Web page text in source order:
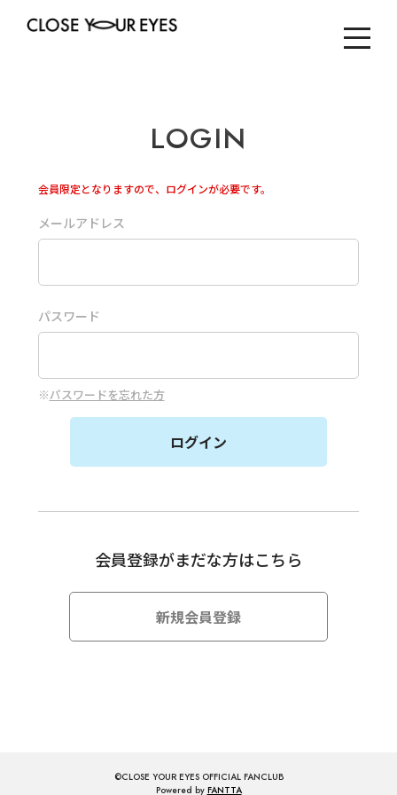
LOGIN
会員限定となりますので、ログインが必要です。
メールアドレス
パスワード
※パスワードを忘れた方
会員登録がまだな方はこちら
新規会員登録
©CLOSE YOUR EYES OFFICIAL FANCLUB
Powered by FANTTA